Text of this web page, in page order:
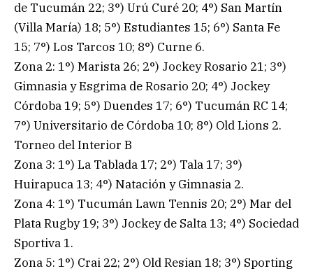
de Tucumán 22; 3°) Urú Curé 20; 4°) San Martín
(Villa María) 18; 5°) Estudiantes 15; 6°) Santa Fe
15; 7°) Los Tarcos 10; 8°) Curne 6.
Zona 2: 1°) Marista 26; 2°) Jockey Rosario 21; 3°)
Gimnasia y Esgrima de Rosario 20; 4°) Jockey
Córdoba 19; 5°) Duendes 17; 6°) Tucumán RC 14;
7°) Universitario de Córdoba 10; 8°) Old Lions 2.
Torneo del Interior B
Zona 3: 1°) La Tablada 17; 2°) Tala 17; 3°)
Huirapuca 13; 4°) Natación y Gimnasia 2.
Zona 4: 1°) Tucumán Lawn Tennis 20; 2°) Mar del
Plata Rugby 19; 3°) Jockey de Salta 13; 4°) Sociedad
Sportiva 1.
Zona 5: 1°) Crai 22; 2°) Old Resian 18; 3°) Sporting